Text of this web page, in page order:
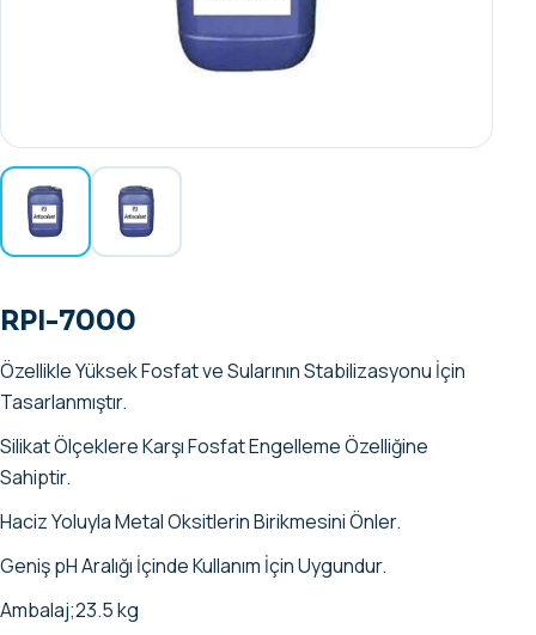
RPI-7000
Özellikle Yüksek Fosfat ve Sularının Stabilizasyonu İçin
Tasarlanmıştır.
Silikat Ölçeklere Karşı Fosfat Engelleme Özelliğine
Sahiptir.
Haciz Yoluyla Metal Oksitlerin Birikmesini Önler.
Geniş pH Aralığı İçinde Kullanım İçin Uygundur.
Ambalaj;23.5 kg